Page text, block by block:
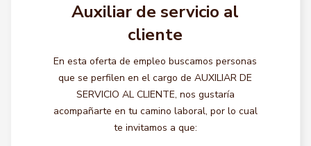
Auxiliar de servicio al
cliente
En esta oferta de empleo buscamos personas
que se perfilen en el cargo de AUXILIAR DE
SERVICIO AL CLIENTE, nos gustaría
acompañarte en tu camino laboral, por lo cual
te invitamos a que: